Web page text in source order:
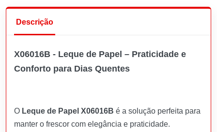
Descrição
X06016B - Leque de Papel – Praticidade e
Conforto para Dias Quentes
O Leque de Papel X06016B é a solução perfeita para
manter o frescor com elegância e praticidade.